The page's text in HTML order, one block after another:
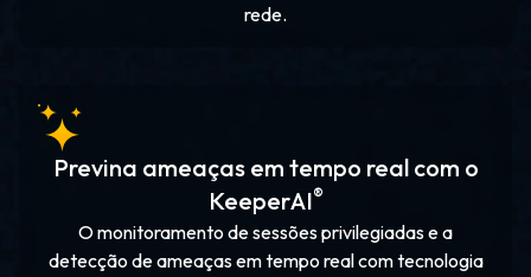
rede.
Previna ameaças em tempo real com o
KeeperAI®
O monitoramento de sessões privilegiadas e a
detecção de ameaças em tempo real com tecnologia